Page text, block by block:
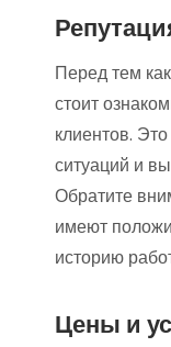
Перед тем
стоит
клиентов.
ситуаций и
Обратите
имеют
историю
Цены и